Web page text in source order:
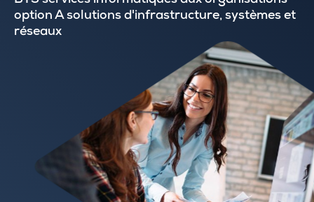
option A solutions d'infrastructure, systèmes et
réseaux